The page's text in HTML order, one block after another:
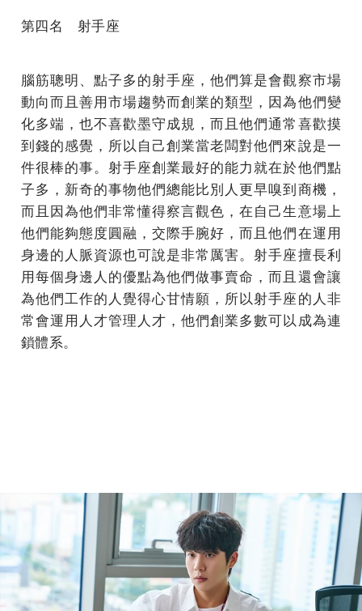
第四名 射手座
腦筋聰明、點子多的射手座，他們算是會觀察市場
動向而且善用市場趨勢而創業的類型，因為他們變
化多端，也不喜歡墨守成規，而且他們通常喜歡摸
到錢的感覺，所以自己創業當老闆對他們來說是一
件很棒的事。射手座創業最好的能力就在於他們點
子多，新奇的事物他們總能比別人更早嗅到商機，
而且因為他們非常懂得察言觀色，在自己生意場上
他們能夠態度圓融，交際手腕好，而且他們在運用
身邊的人脈資源也可說是非常厲害。射手座擅長利
用每個身邊人的優點為他們做事賣命，而且還會讓
為他們工作的人覺得心甘情願，所以射手座的人非
常會運用人才管理人才，他們創業多數可以成為連
鎖體系。